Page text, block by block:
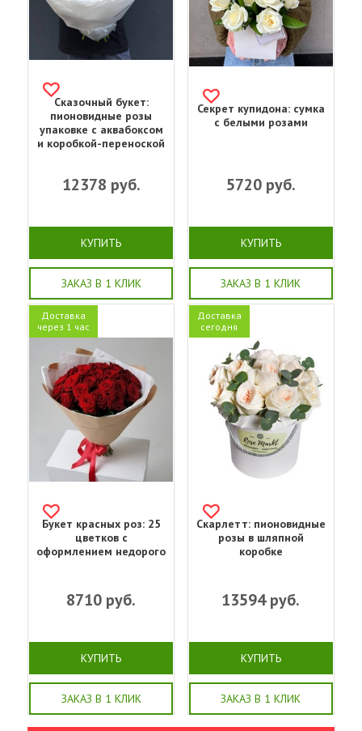
Сказочный букет:
пионовидные розы
упаковке с аквабоксом
и коробкой-переноской
12378 руб.
КУПИТЬ
ЗАКАЗ В 1 КЛИК
Секрет купидона: сумка
с белыми розами
5720руб.
КУПИТЬ
ЗАКАЗ В 1 КЛИК
Доставка
через 1 час
Букет красных роз: 25
цветков с
оформлением недорого
8710 руб.
КУПИТЬ
ЗАКАЗ В 1 КЛИК
Доставка
сегодня
Скарлетт: пионовидные
розы в шляпной
коробке
13594руб.
КУПИТЬ
ЗАКАЗ В 1 КЛИК